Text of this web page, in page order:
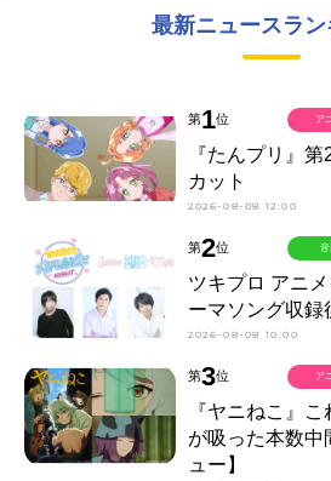
最新ニュースラ
第1位
『たんプリ』
カット
2026-08-08 12:00
ア
第2位
ツキプロ アニ
ーマソング収録
2026-08-08 10:00
音
第3位
『ヤニねこ』
が吸った本数中
ュー】
ア